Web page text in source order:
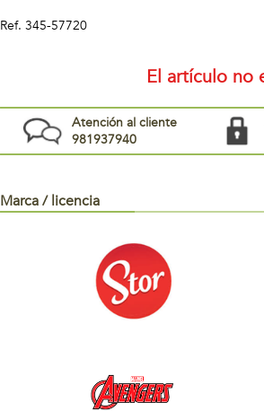
Ref. 345-57720
El artículo no
Atención al cliente
981937940
Marca / licencia